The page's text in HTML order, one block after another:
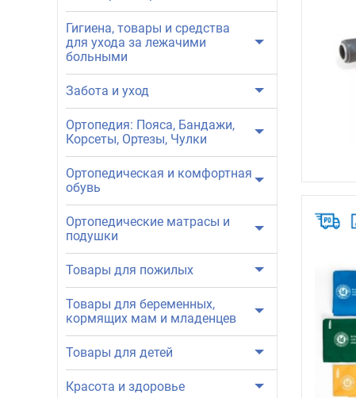
Гигиена, товары и средства
для ухода за лежачими
больными
Забота и уход
Ортопедия: Пояса, Бандажи,
Корсеты, Ортезы, Чулки
Ортопедическая и комфортная
обувь
Ортопедические матрасы и
подушки
Товары для пожилых
Товары для беременных,
кормящих мам и младенцев
Товары для детей
Красота и здоровье